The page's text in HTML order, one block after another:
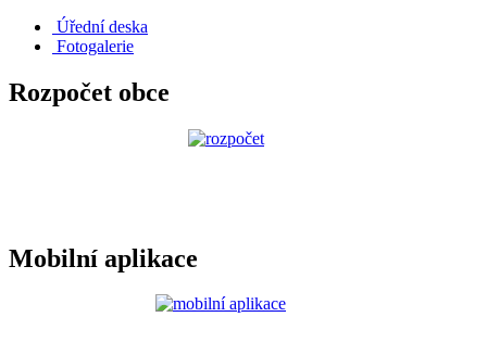
Úřední deska
Fotogalerie
Rozpočet obce
Mobilní aplikace